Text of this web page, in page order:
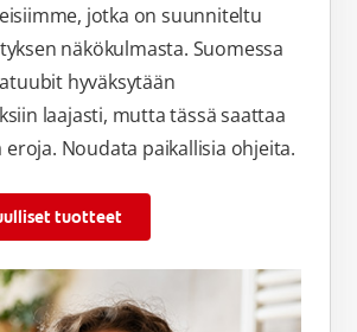
jotka on suunniteltu
näkökulmasta. Suomessa
hyväksytään
laajasti, mutta tässä saattaa
eroja. Noudata paikallisia ohjeita.
tuotteet